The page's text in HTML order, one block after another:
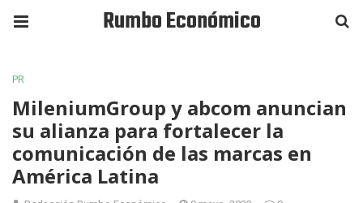
Rumbo Económico
PR
MileniumGroup y abcom anuncian
su alianza para fortalecer la
comunicación de las marcas en
América Latina